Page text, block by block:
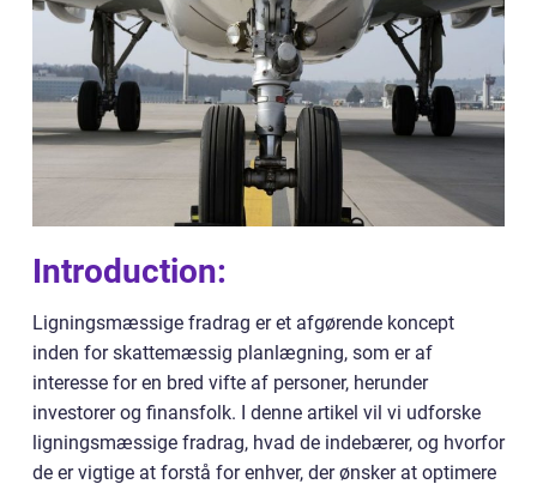
Introduction:
Ligningsmæssige fradrag er et afgørende koncept
inden for skattemæssig planlægning, som er af
interesse for en bred vifte af personer, herunder
investorer og finansfolk. I denne artikel vil vi udforske
ligningsmæssige fradrag, hvad de indebærer, og hvorfor
de er vigtige at forstå for enhver, der ønsker at optimere